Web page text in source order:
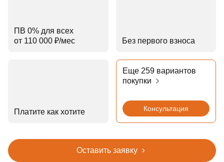
ПВ 0% для всех
от 110 000 ₽⁠/⁠мес
Без первого взноса
Платите как хотите
Еще 259 вариантов
покупки
Консультация
Оставить заявку